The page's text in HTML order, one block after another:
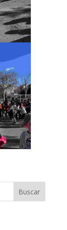
Buscar